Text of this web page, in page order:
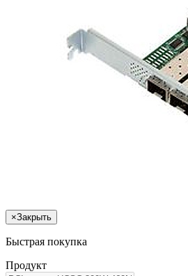
×Закрыть
Быстрая покупка
Продукт